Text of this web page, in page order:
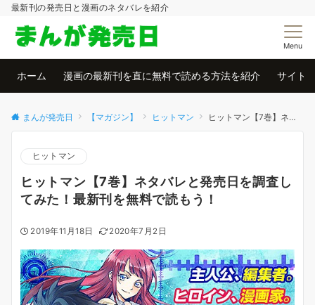
最新刊の発売日と漫画のネタバレを紹介
Menu
ホーム 漫画の最新刊を直に無料で読める方法を紹介 サイト
まんが発売日 【マガジン】 ヒットマン ヒットマン【7巻】ネタバレと発売日を調査してみた！最新刊を無料で読もう！
ヒットマン
ヒットマン【7巻】ネタバレと発売日を調査し
てみた！最新刊を無料で読もう！
2019年11月18日 2020年7月2日